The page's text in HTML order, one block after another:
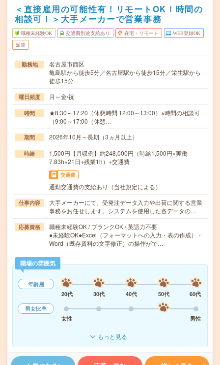
＜直接雇用の可能性有！リモートOK！時間の
相談可！＞大手メーカーで営業事務
職種未経験OK 交通費別途支給あり 在宅・リモート WEB登録OK
派遣
勤務地
名古屋市西区
亀島駅から徒歩5分／名古屋駅から徒歩15分／栄生駅から
徒歩15分
曜日頻度 月～金/祝
時間
★8:30～17:20（休憩時間 12:00～13:00）※時間の相談可
（9:00～17:00（休憩…
期間 2026年10月～長期（3ヵ月以上）
時給
1,500円【月収例】約248,000円（時給1,500円×実働
7.83h×21日+残業1h）+交通費
交通費
通勤交通費の支給あり（当社規定による）
仕事内容
大手メーカーにて、受発注データ入力や出荷に関する営業
事務をお任せします。システムを使用した各データの…
応募資格
職種未経験OK / ブランクOK / 英語力不要
●未経験OK●Excel（フォーマットへの入力・表の作成）・
Word（既存資料の文字修正）の操作がで…
職場の雰囲気
年齢層
20代
30代 40代 50代
60代
男女比率
女性
男性
もっと見る